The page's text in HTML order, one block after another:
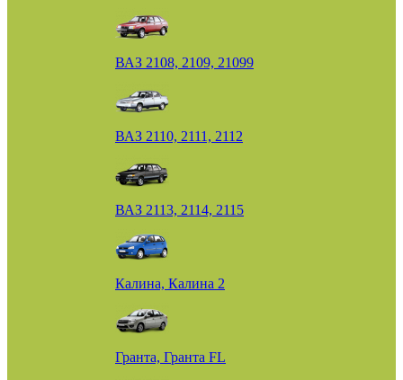
ВАЗ 2108, 2109, 21099
ВАЗ 2110, 2111, 2112
ВАЗ 2113, 2114, 2115
Калина, Калина 2
Гранта, Гранта FL